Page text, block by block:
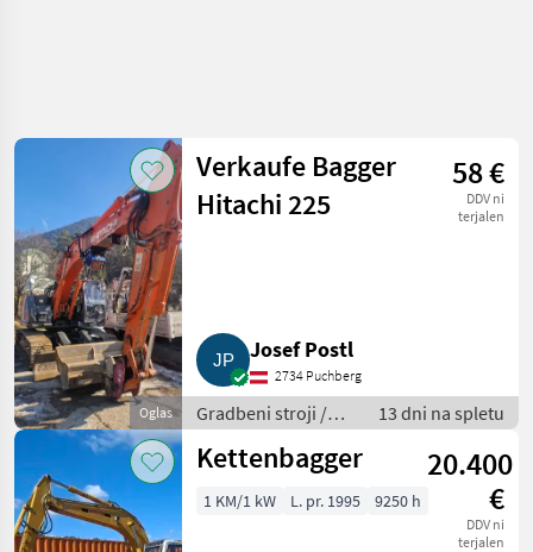
Oglas
Verkaufe Bagger
Hitachi 225
58 €
DDV ni
terjalen
Josef Postl
2734 Puchberg
Gradbeni stroji /
Bager goseničar
13 dni na spletu
Kettenbagger
20.400
€
DDV ni
terjalen
1 KM/1 kW L. pr. 1995 9250 h